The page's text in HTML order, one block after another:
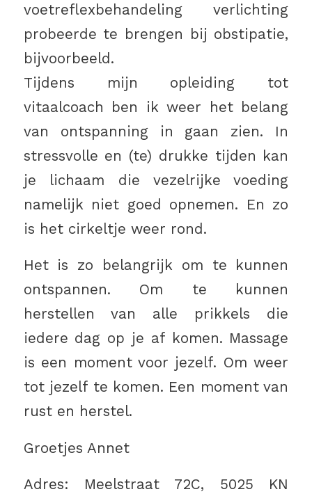
voetreflexbehandeling verlichting
probeerde te brengen bij obstipatie,
bijvoorbeeld.
Tijdens mijn opleiding tot
vitaalcoach ben ik weer het belang
van ontspanning in gaan zien. In
stressvolle en (te) drukke tijden kan
je lichaam die vezelrijke voeding
namelijk niet goed opnemen. En zo
is het cirkeltje weer rond.
Het is zo belangrijk om te kunnen
ontspannen. Om te kunnen
herstellen van alle prikkels die
iedere dag op je af komen. Massage
is een moment voor jezelf. Om weer
tot jezelf te komen. Een moment van
rust en herstel.
Groetjes Annet
Adres: Meelstraat 72C, 5025 KN